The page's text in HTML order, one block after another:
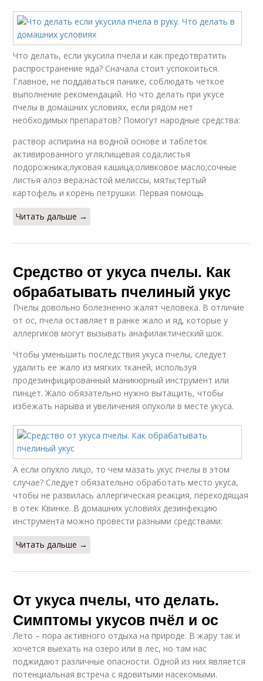
Что делать, если укусила пчела и как предотвратить
распространение яда? Сначала стоит успокоиться.
Главное, не поддаваться панике, соблюдать четкое
выполнение рекомендаций. Но что делать при укусе
пчелы в домашних условиях, если рядом нет
необходимых препаратов? Помогут народные средства:
раствор аспирина на водной основе и таблеток
активированного угля;пищевая сода;листья
подорожника;луковая кашица;оливковое масло;сочные
листья алоэ вера;настой мелиссы, мяты;тертый
картофель и корень петрушки. Первая помощь
Читать дальше →
Средство от укуса пчелы. Как
обрабатывать пчелиный укус
Пчелы довольно болезненно жалят человека. В отличие
от ос, пчела оставляет в ранке жало и яд, которые у
аллергиков могут вызывать анафилактический шок.
Чтобы уменьшить последствия укуса пчелы, следует
удалить ее жало из мягких тканей, используя
продезинфицированный маникюрный инструмент или
пинцет. Жало обязательно нужно вытащить, чтобы
избежать нарыва и увеличения опухоли в месте укуса.
А если опухло лицо, то чем мазать укус пчелы в этом
случае? Следует обязательно обработать место укуса,
чтобы не развилась аллергическая реакция, переходящая
в отек Квинке. В домашних условиях дезинфекцию
инструмента можно провести разными средствами:
Читать дальше →
От укуса пчелы, что делать.
Симптомы укусов пчёл и ос
Лето – пора активного отдыха на природе. В жару так и
хочется выехать на озеро или в лес, но там нас
поджидают различные опасности. Одной из них является
потенциальная встреча с ядовитыми насекомыми.